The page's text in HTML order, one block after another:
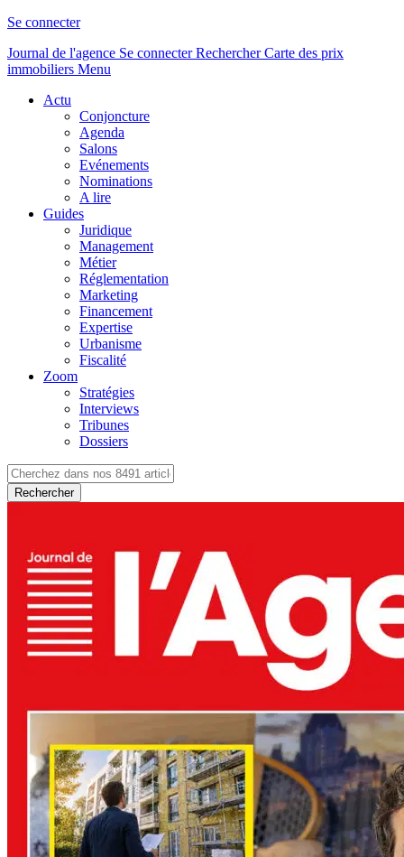
Se connecter
Journal de l'agence Se connecterRechercher Carte des prix
immobiliers Menu
Actu
Conjoncture
Agenda
Salons
Evénements
Nominations
A lire
Guides
Juridique
Management
Métier
Réglementation
Marketing
Financement
Expertise
Urbanisme
Fiscalité
Zoom
Stratégies
Interviews
Tribunes
Dossiers
Rechercher